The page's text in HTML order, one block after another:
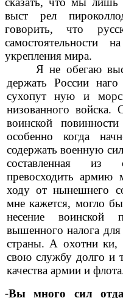
выст рел
говорить, что
укрепления мира.
Я не обегаю
держать России
сухопут ную и
низованного
воинской
особенно когда
содержать военную
составленная
превосходить армию
ходу от нынешнего
мне кажется, могло
несение воинской
вышенного налога
страны. А охотни ки,
свою службу долго и
качества армии и
-Вы много сил